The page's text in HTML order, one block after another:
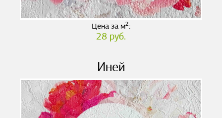
Цена за м2:
28 руб.
Иней